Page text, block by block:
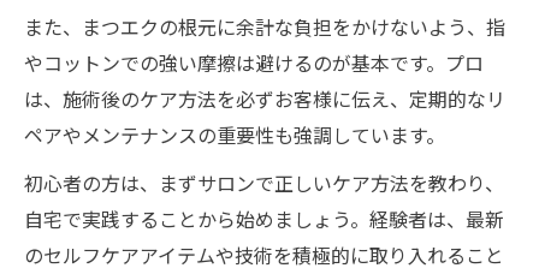
また、まつエクの根元に余計な負担をかけないよう、指
やコットンでの強い摩擦は避けるのが基本です。プロ
は、施術後のケア方法を必ずお客様に伝え、定期的なリ
ペアやメンテナンスの重要性も強調しています。
初心者の方は、まずサロンで正しいケア方法を教わり、
自宅で実践することから始めましょう。経験者は、最新
のセルフケアアイテムや技術を積極的に取り入れること